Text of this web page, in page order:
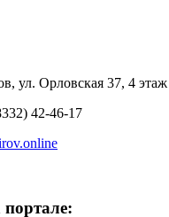
ул. Орловская 37, 4 этаж
42-46-17